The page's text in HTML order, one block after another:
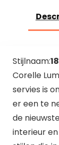
Stijlnaam:
Corelle
servies is
er een te
de
interieur